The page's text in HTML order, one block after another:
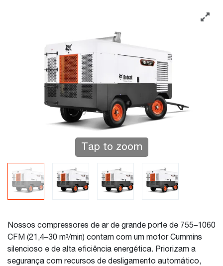
Tap to zoom
Nossos compressores de ar de grande porte de 755–1060
CFM (21,4–30 m³/min) contam com um motor Cummins
silencioso e de alta eficiência energética. Priorizam a
segurança com recursos de desligamento automático,